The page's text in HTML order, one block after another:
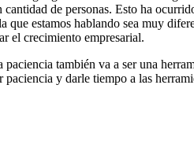
cantidad de personas. Esto ha
estamos hablando sea muy
el crecimiento empresarial.
también va a ser una
y darle tiempo a las